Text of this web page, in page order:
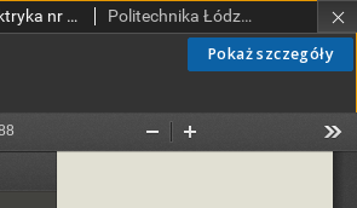
Pokaż szczegóły
Zeszyty Naukowe. Elektryka nr 118 (2009) Politechnika Łódzka. Wydział Elektrotechniki, Elektroniki, Informatyki i Automatyki.